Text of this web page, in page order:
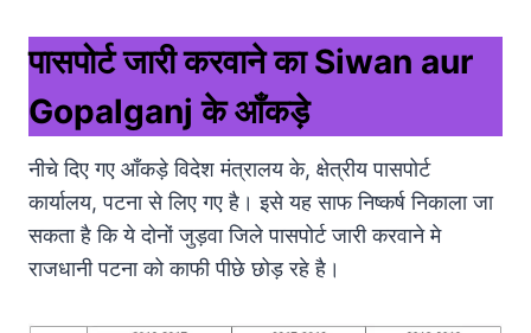
पासपोर्ट जारी करवाने का Siwan aur
Gopalganj के आँकड़े
नीचे दिए गए आँकड़े विदेश मंत्रालय के, क्षेत्रीय पासपोर्ट
कार्यालय, पटना से लिए गए है। इसे यह साफ निष्कर्ष निकाला जा
सकता है कि ये दोनों जुड़वा जिले पासपोर्ट जारी करवाने मे
राजधानी पटना को काफी पीछे छोड़ रहे है।